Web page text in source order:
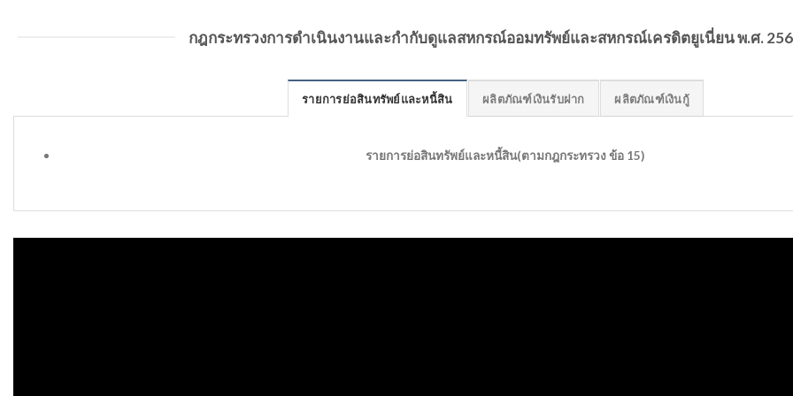
กฎกระทรวงการดำเนินงานและกำกับดูแลสหกรณ์ออมทรัพย์และสหกรณ์เครดิตยูเนี่ยน พ.ศ.
รายการย่อสินทรัพย์และหนี้สิน ผลิตภัณฑ์เงินรับฝาก ผลิตภัณฑ์เงินกู้
รายการย่อสินทรัพย์และหนี้สิน(ตามกฎกระทรวง ข้อ 15)